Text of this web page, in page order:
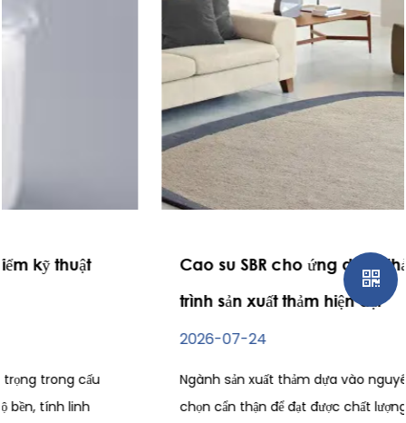
Cao su SBR cho ứng dụng thảm trong quy
trình sản xuất thảm hiện đại
Ngành sản xuất thảm dựa vào nguyên liệu thô được lựa
chọn cẩn thận để đạt được chất lượng sản phẩm ổn định